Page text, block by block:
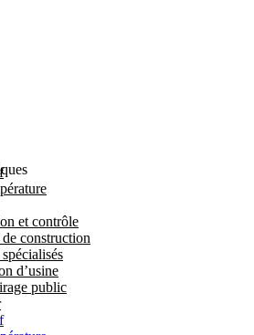
et contrôle
construction
d’usine
public